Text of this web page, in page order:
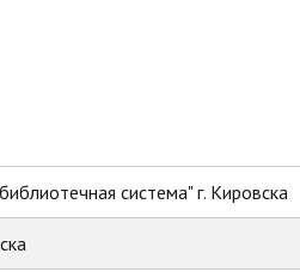
система" г. Кировска